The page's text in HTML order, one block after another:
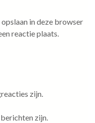
in deze browser
reactie plaats.
zijn.
zijn.